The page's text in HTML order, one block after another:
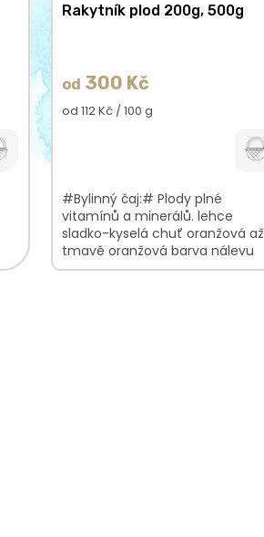
Rakytník plod 200g, 500g
od 300 Kč
Měrná
od 112 Kč / 100 g
#Bylinný čaj:# Plody plné
vitamínů a minerálů. lehce
sladko-kyselá chuť oranžová až
tmavě oranžová barva nálevu
bylinná, citrusová vůně V balení